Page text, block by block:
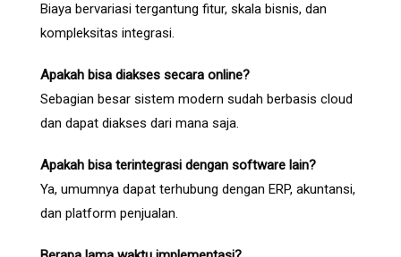
Biaya bervariasi tergantung fitur, skala bisnis, dan
kompleksitas integrasi.
Apakah bisa diakses secara online?
Sebagian besar sistem modern sudah berbasis cloud
dan dapat diakses dari mana saja.
Apakah bisa terintegrasi dengan software lain?
Ya, umumnya dapat terhubung dengan ERP, akuntansi,
dan platform penjualan.